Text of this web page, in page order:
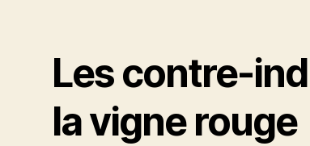
Les contre-
la vigne rouge